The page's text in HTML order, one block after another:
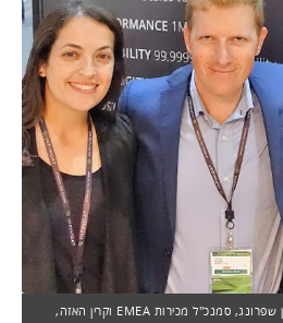
אורן ישרים, מנהל פעילות ישראל, דן שפרונג, סמנכ"ל מכירות EMEA וקרין האזה,